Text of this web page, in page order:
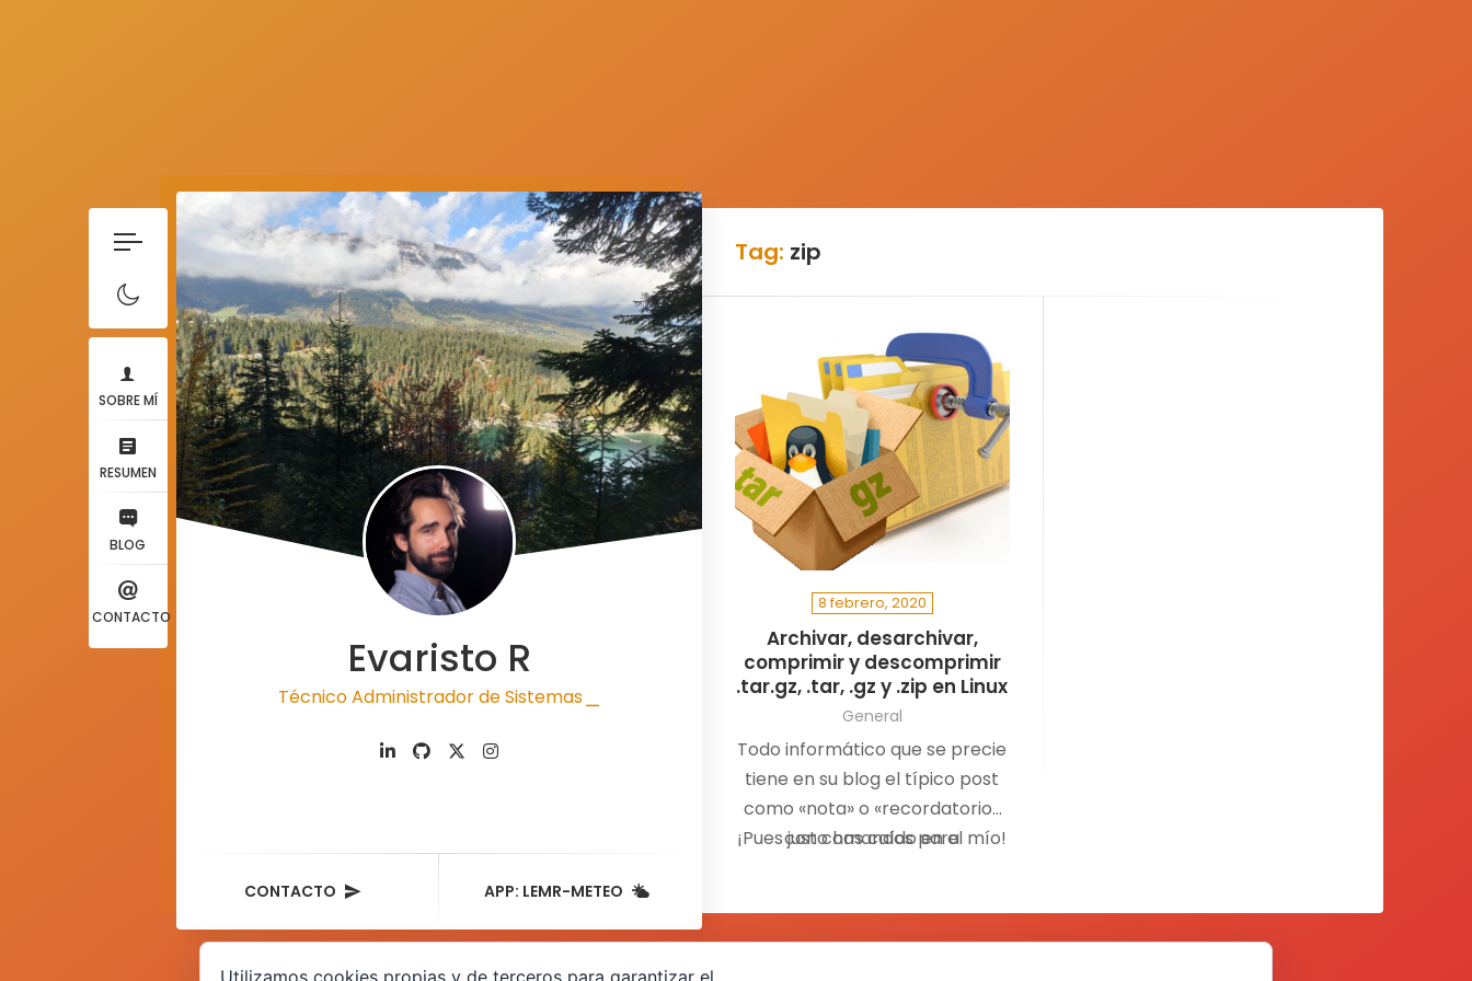
SOBRE MÍ
RESUMEN
BLOG
CONTACTO
Evaristo R
Técnico Administrador de Sistemas |
CONTACTO APP: LEMR-METEO
Tag: zip
8 febrero, 2020
Archivar, desarchivar,
comprimir y descomprimir
.tar.gz, .tar, .gz y .zip en Linux
General
Todo informático que se precie
tiene en su blog el típico post
como «nota» o «recordatorio»
con comandos para
¡Pues justo has caído en el mío!
Utilizamos cookies propias y de terceros para garantizar el